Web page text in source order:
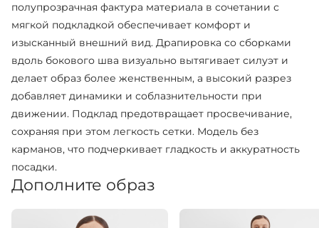
полупрозрачная фактура материала в сочетании с
мягкой подкладкой обеспечивает комфорт и
изысканный внешний вид. Драпировка со сборками
вдоль бокового шва визуально вытягивает силуэт и
делает образ более женственным, а высокий разрез
добавляет динамики и соблазнительности при
движении. Подклад предотвращает просвечивание,
сохраняя при этом легкость сетки. Модель без
карманов, что подчеркивает гладкость и аккуратность
посадки.
Дополните образ